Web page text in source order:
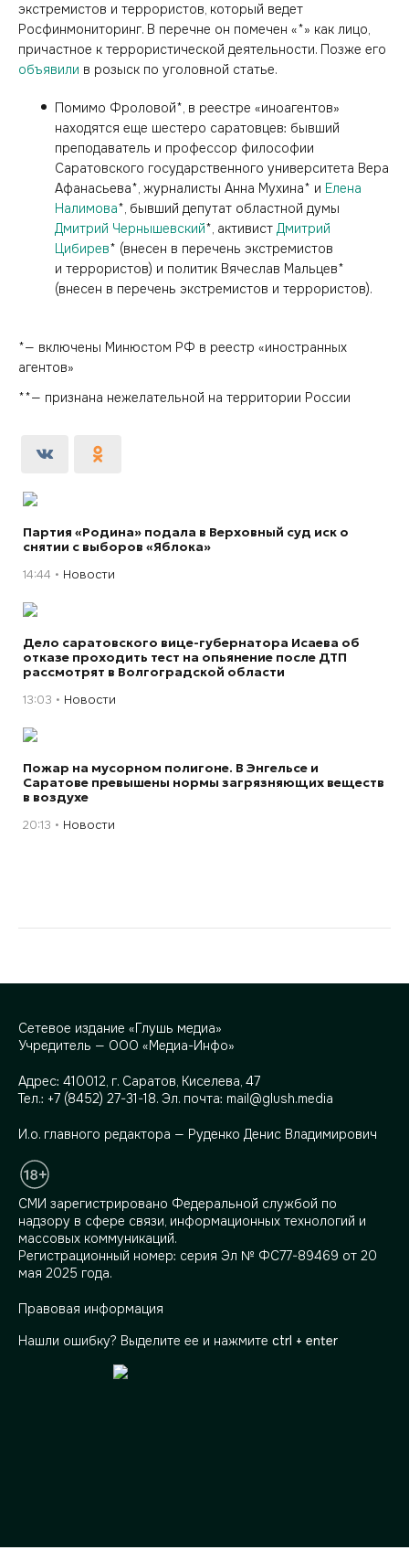
экстремистов и террористов, который ведет
Росфинмониторинг. В перечне он помечен «*» как лицо,
причастное к террористической деятельности. Позже его
объявили в розыск по уголовной статье.
Помимо Фроловой*, в реестре «иноагентов»
находятся еще шестеро саратовцев: бывший
преподаватель и профессор философии
Саратовского государственного университета Вера
Афанасьева*, журналисты Анна Мухина* и Елена
Налимова*, бывший депутат областной думы
Дмитрий Чернышевский*, активист Дмитрий
Цибирев* (внесен в перечень экстремистов
и террористов) и политик Вячеслав Мальцев*
(внесен в перечень экстремистов и террористов).
*— включены Минюстом РФ в реестр «иностранных
агентов»
**— признана нежелательной на территории России
Партия «Родина» подала в Верховный суд иск о
снятии с выборов «Яблока»
14:44 Новости
Дело саратовского вице-губернатора Исаева об
отказе проходить тест на опьянение после ДТП
рассмотрят в Волгоградской области
13:03 Новости
Пожар на мусорном полигоне. В Энгельсе и
Саратове превышены нормы загрязняющих веществ
в воздухе
20:13 Новости
Сетевое издание «Глушь медиа»
Учредитель — ООО «Медиа-Инфо»
Адрес: 410012, г. Саратов, Киселева, 47
Тел.: +7 (8452) 27-31-18. Эл. почта: mail@glush.media
И.о. главного редактора — Руденко Денис Владимирович
СМИ зарегистрировано Федеральной службой по
надзору в сфере связи, информационных технологий и
массовых коммуникаций.
Регистрационный номер: серия Эл № ФС77-89469 от 20
мая 2025 года.
Правовая информация
Нашли ошибку? Выделите ее и нажмите ctrl + enter